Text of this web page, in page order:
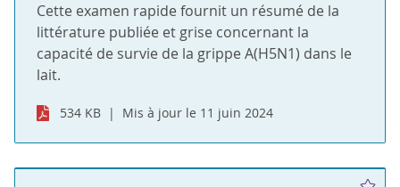
Cette examen rapide fournit un résumé de la
littérature publiée et grise concernant la
capacité de survie de la grippe A(H5N1) dans le
lait.
534 KB Mis à jour le 11 juin 2024